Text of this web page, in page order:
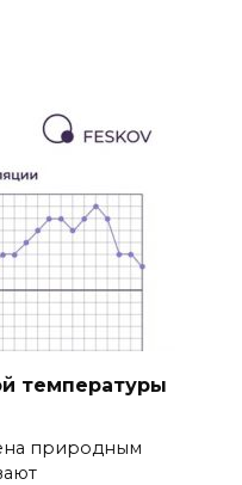
температуры
природным